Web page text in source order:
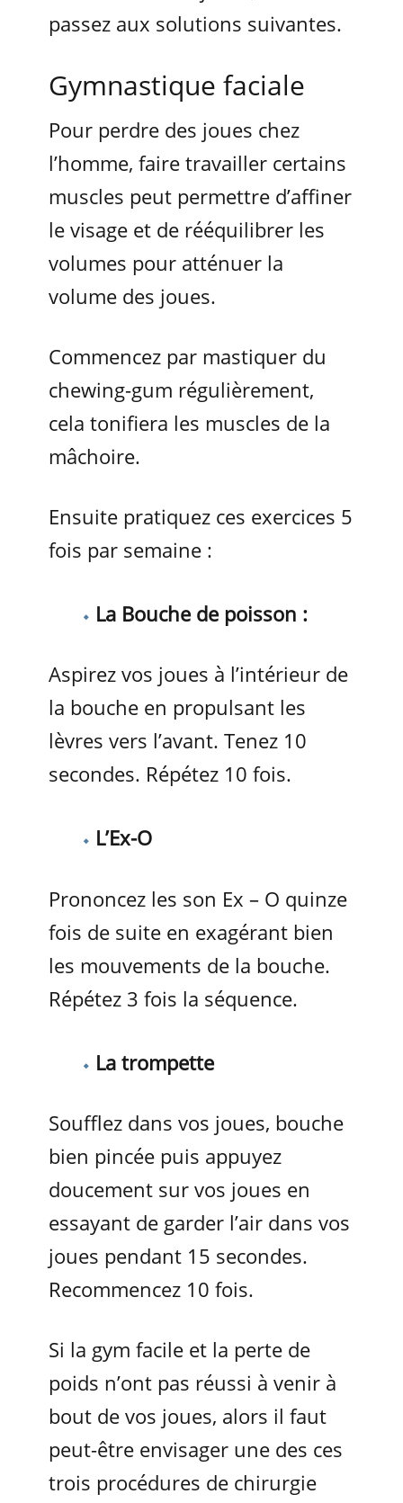
passez aux solutions suivantes.
Gymnastique faciale
Pour perdre des joues chez
l’homme, faire travailler certains
muscles peut permettre d’affiner
le visage et de rééquilibrer les
volumes pour atténuer la
volume des joues.
Commencez par mastiquer du
chewing-gum régulièrement,
cela tonifiera les muscles de la
mâchoire.
Ensuite pratiquez ces exercices 5
fois par semaine :
La Bouche de poisson :
Aspirez vos joues à l’intérieur de
la bouche en propulsant les
lèvres vers l’avant. Tenez 10
secondes. Répétez 10 fois.
L’Ex-O
Prononcez les son Ex – O quinze
fois de suite en exagérant bien
les mouvements de la bouche.
Répétez 3 fois la séquence.
La trompette
Soufflez dans vos joues, bouche
bien pincée puis appuyez
doucement sur vos joues en
essayant de garder l’air dans vos
joues pendant 15 secondes.
Recommencez 10 fois.
Si la gym facile et la perte de
poids n’ont pas réussi à venir à
bout de vos joues, alors il faut
peut-être envisager une des ces
trois procédures de chirurgie